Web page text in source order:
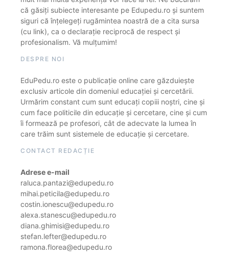
că găsiți subiecte interesante pe Edupedu.ro și suntem
siguri că înțelegeți rugămintea noastră de a cita sursa
(cu link), ca o declarație reciprocă de respect și
profesionalism. Vă mulțumim!
DESPRE NOI
EduPedu.ro este o publicație online care găzduiește
exclusiv articole din domeniul educației și cercetării.
Urmărim constant cum sunt educați copiii noștri, cine și
cum face politicile din educație și cercetare, cine și cum
îi formează pe profesori, cât de adecvate la lumea în
care trăim sunt sistemele de educație și cercetare.
CONTACT REDACȚIE
Adrese e-mail
raluca.pantazi@edupedu.ro
mihai.peticila@edupedu.ro
costin.ionescu@edupedu.ro
alexa.stanescu@edupedu.ro
diana.ghimisi@edupedu.ro
stefan.lefter@edupedu.ro
ramona.florea@edupedu.ro